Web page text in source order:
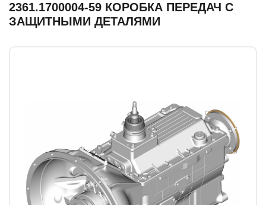
2361.1700004-59 КОРОБКА ПЕРЕДАЧ С
ЗАЩИТНЫМИ ДЕТАЛЯМИ